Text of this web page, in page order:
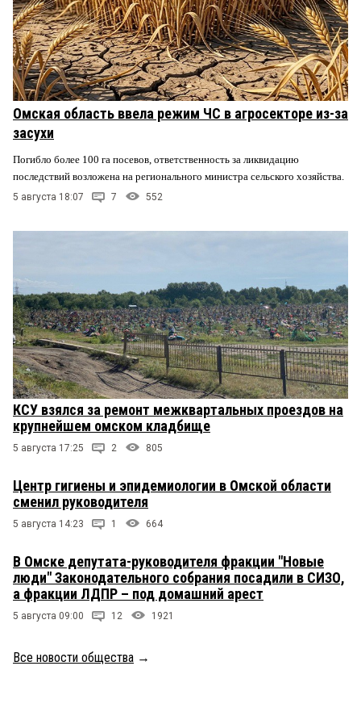
Омская область ввела режим ЧС в агросекторе из-за
засухи
Погибло более 100 га посевов, ответственность за ликвидацию
последствий возложена на регионального министра сельского хозяйства.
5 августа 18:07 7 552
КСУ взялся за ремонт межквартальных проездов на
крупнейшем омском кладбище
5 августа 17:25 2 805
Центр гигиены и эпидемиологии в Омской области
сменил руководителя
5 августа 14:23 1 664
В Омске депутата-руководителя фракции "Новые
люди" Законодательного собрания посадили в СИЗО,
а фракции ЛДПР – под домашний арест
5 августа 09:00 12 1921
Все новости общества →